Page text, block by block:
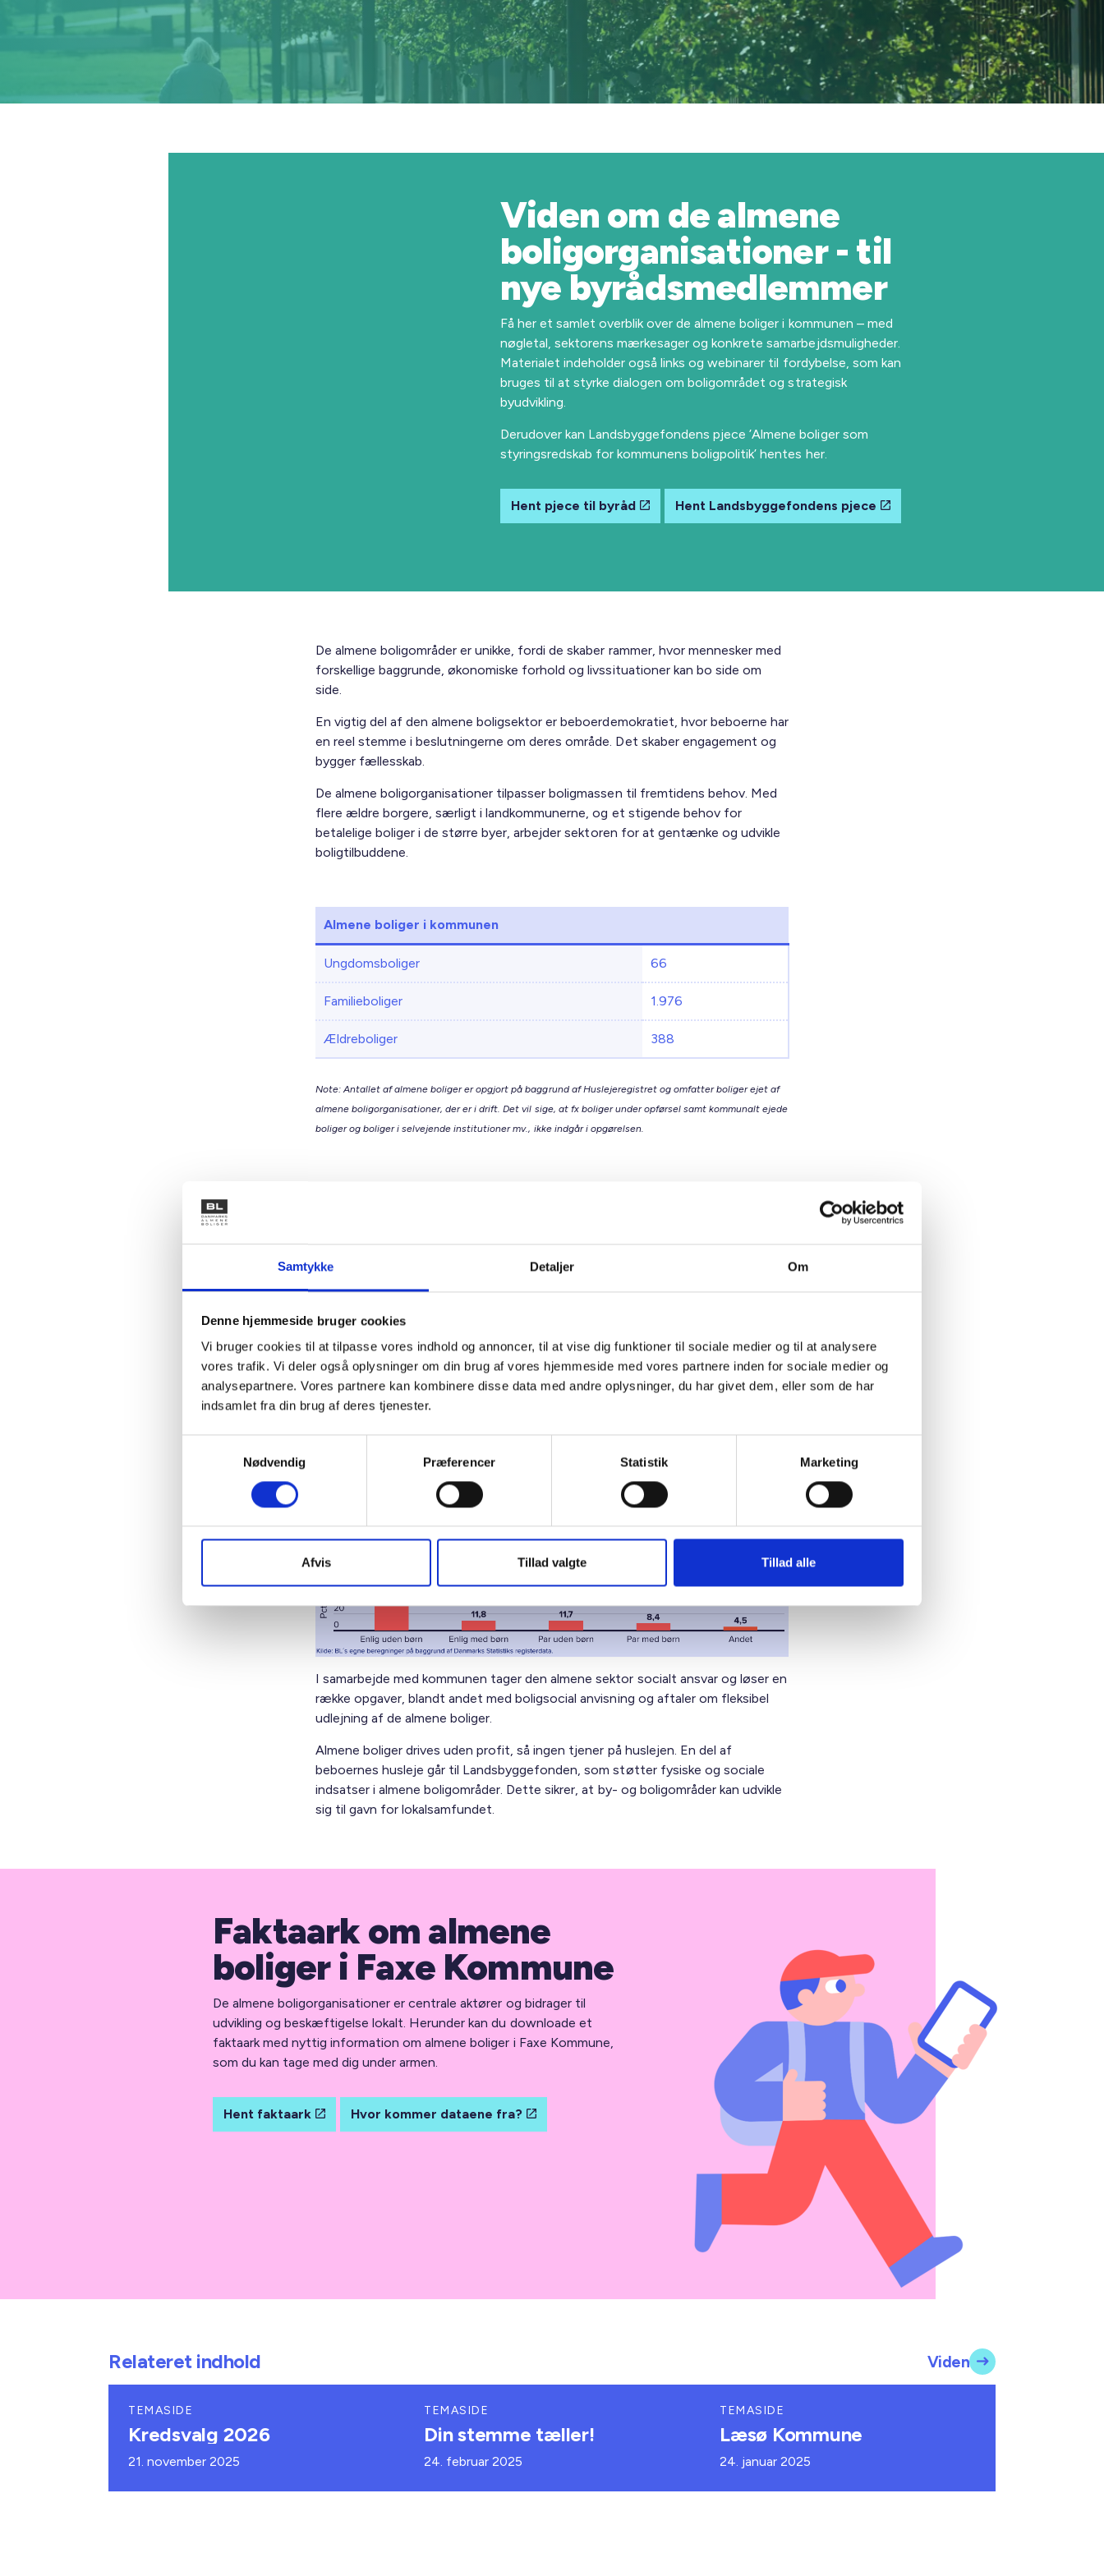
Samtykke Detaljer Om
Denne hjemmeside bruger cookies
Vi bruger cookies til at tilpasse vores indhold og annoncer, til at vise dig funktioner til sociale medier og til at analysere
vores trafik. Vi deler også oplysninger om din brug af vores hjemmeside med vores partnere inden for sociale medier og
analysepartnere. Vores partnere kan kombinere disse data med andre oplysninger, du har givet dem, eller som de har
indsamlet fra din brug af deres tjenester.
Nødvendig
Præferencer Statistik Marketing
Afvis Tillad valgte Tillad alle
Viden om de almene
boligorganisationer - til
nye byrådsmedlemmer
Få her et samlet overblik over de almene boliger i kommunen – med
nøgletal, sektorens mærkesager og konkrete samarbejdsmuligheder.
Materialet indeholder også links og webinarer til fordybelse, som kan
bruges til at styrke dialogen om boligområdet og strategisk
byudvikling.
Derudover kan Landsbyggefondens pjece ’Almene boliger som
styringsredskab for kommunens boligpolitik’ hentes her.
Hent pjece til byråd Hent Landsbyggefondens pjece
De almene boligområder er unikke, fordi de skaber rammer, hvor mennesker med
forskellige baggrunde, økonomiske forhold og livssituationer kan bo side om
side.
En vigtig del af den almene boligsektor er beboerdemokratiet, hvor beboerne har
en reel stemme i beslutningerne om deres område. Det skaber engagement og
bygger fællesskab.
De almene boligorganisationer tilpasser boligmassen til fremtidens behov. Med
flere ældre borgere, særligt i landkommunerne, og et stigende behov for
betalelige boliger i de større byer, arbejder sektoren for at gentænke og udvikle
boligtilbuddene.
Almene boliger i kommunen
Ungdomsboliger 66
Familieboliger 1.976
Ældreboliger 388
Note: Antallet af almene boliger er opgjort på baggrund af Huslejeregistret og omfatter boliger ejet af
almene boligorganisationer, der er i drift. Det vil sige, at fx boliger under opførsel samt kommunalt ejede
boliger og boliger i selvejende institutioner mv., ikke indgår i opgørelsen.
understøtter sektoren byudviklingen og sørger for boliger til alle i livets
Når man flytter til en ny kommune.
Når boligbehovet bliver et andet.
Det kan være seniorboliger, bofællesskaber, ungdomsboliger og familieboliger,
som matcher mennesker, der hvor de er i livet. Et varieret boligudbud gør det
et boligmarked, der udvikler sig sammen med samfundet.
Familietyper i de almene boliger i kommunen
I samarbejde med kommunen tager den almene sektor socialt ansvar og løser en
række opgaver, blandt andet med boligsocial anvisning og aftaler om fleksibel
udlejning af de almene boliger.
Almene boliger drives uden profit, så ingen tjener på huslejen. En del af
beboernes husleje går til Landsbyggefonden, som støtter fysiske og sociale
indsatser i almene boligområder. Dette sikrer, at by- og boligområder kan udvikle
sig til gavn for lokalsamfundet.
Faktaark om almene
boliger i Faxe Kommune
De almene boligorganisationer er centrale aktører og bidrager til
udvikling og beskæftigelse lokalt. Herunder kan du downloade et
faktaark med nyttig information om almene boliger i Faxe Kommune,
som du kan tage med dig under armen.
Hent faktaark Hvor kommer dataene fra?
Relateret indhold Viden
TEMASIDE
Kredsvalg 2026
21. november 2025
TEMASIDE
Din stemme tæller!
24. februar 2025
TEMASIDE
Læsø Kommune
24. januar 2025